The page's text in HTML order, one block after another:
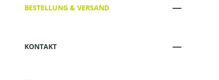
BESTELLUNG & VERSAND
KONTAKT